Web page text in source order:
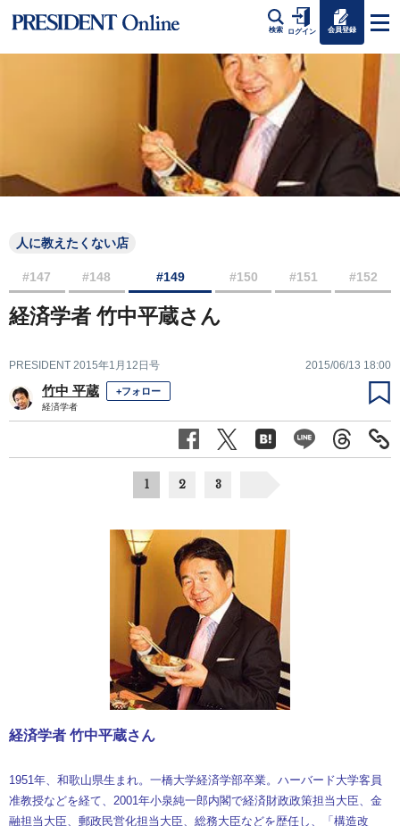
検索 ログイン 会員登録
人に教えたくない店
#147 #148 #149 #150 #151 #152
経済学者 竹中平蔵さん
PRESIDENT 2015年1月12日号 2015/06/13 18:00
竹中 平蔵 +フォロー
経済学者
1 2 3
経済学者 竹中平蔵さん
1951年、和歌山県生まれ。一橋大学経済学部卒業。ハーバード大学客員
准教授などを経て、2001年小泉純一郎内閣で経済財政政策担当大臣、金
融担当大臣、郵政民営化担当大臣、総務大臣などを歴任し、「構造改